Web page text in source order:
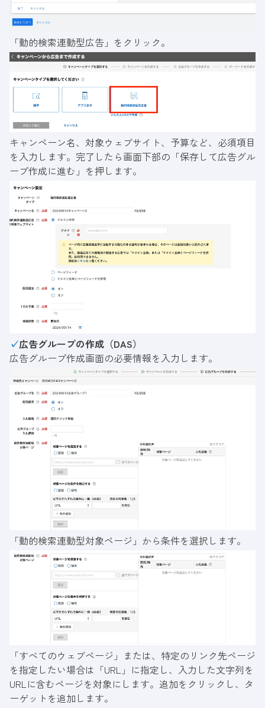
「動的検索連動型広告」をクリック。
キャンペーン名、対象ウェブサイト、予算など、必須項目
を入力します。完了したら画面下部の「保存して広告グル
ープ作成に進む」を押します。
✓広告グループの作成（DAS）
広告グループ作成画面の必要情報を入力します。
「動的検索連動型対象ページ」から条件を選択します。
「すべてのウェブページ」または、特定のリンク先ページ
を指定したい場合は「URL」に指定し、入力した文字列を
URLに含むページを対象にします。追加をクリックし、タ
ーゲットを追加します。